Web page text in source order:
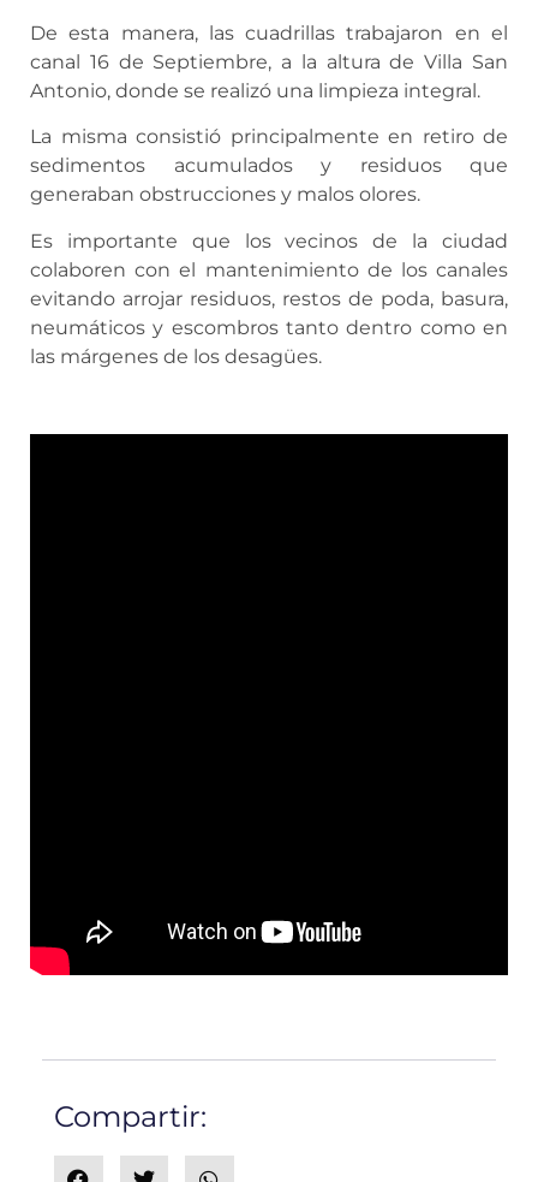
De esta manera, las cuadrillas trabajaron en el
canal 16 de Septiembre, a la altura de Villa San
Antonio, donde se realizó una limpieza integral.
La misma consistió principalmente en retiro de
sedimentos acumulados y residuos que
generaban obstrucciones y malos olores.
Es importante que los vecinos de la ciudad
colaboren con el mantenimiento de los canales
evitando arrojar residuos, restos de poda, basura,
neumáticos y escombros tanto dentro como en
las márgenes de los desagües.
Compartir: